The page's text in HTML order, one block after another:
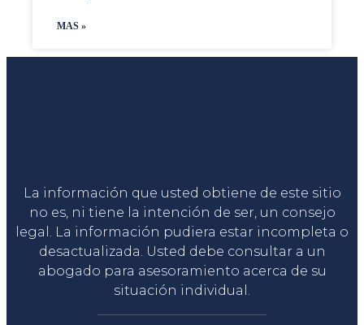
MAS »
La información que usted obtiene de este sitio
no es, ni tiene la intención de ser, un consejo
legal. La información pudiera estar incompleta o
desactualizada. Usted debe consultar a un
abogado para asesoramiento acerca de su
situación individual.